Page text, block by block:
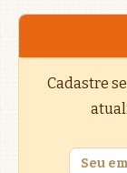
Cadastre